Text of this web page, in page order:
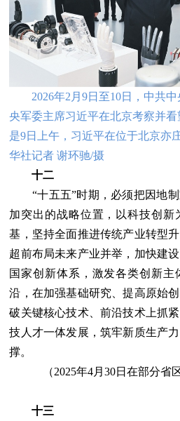
2026年2月9日至10日，中共
央军委主席习近平在北京考察并
是9日上午，习近平在位于北京亦
华社记者 谢环驰/摄
十二
“十五五”时期，必须把因地制
加突出的战略位置，以科技创新
基，坚持全面推进传统产业转型
超前布局未来产业并举，加快建
国家创新体系，激发各类创新
沿，在加强基础研究、提高原始
破关键核心技术、前沿技术上抓
技人才一体发展，筑牢新质生产
撑。
（2025年4月30日在部分省
十三